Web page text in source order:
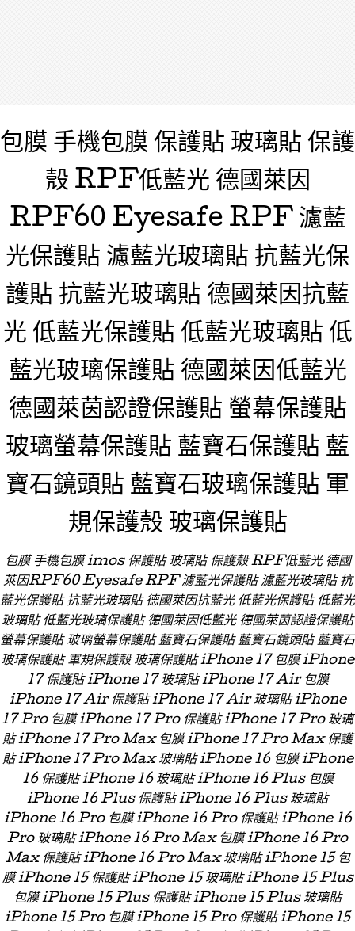
包膜 手機包膜 保護貼 玻璃貼 保護
殼 RPF低藍光 德國萊因
RPF60 Eyesafe RPF 濾藍
光保護貼 濾藍光玻璃貼 抗藍光保
護貼 抗藍光玻璃貼 德國萊因抗藍
光 低藍光保護貼 低藍光玻璃貼 低
藍光玻璃保護貼 德國萊因低藍光
德國萊茵認證保護貼 螢幕保護貼
玻璃螢幕保護貼 藍寶石保護貼 藍
寶石鏡頭貼 藍寶石玻璃保護貼 軍
規保護殼 玻璃保護貼
包膜 手機包膜 imos 保護貼 玻璃貼 保護殼 RPF低藍光 德國
萊因RPF60 Eyesafe RPF 濾藍光保護貼 濾藍光玻璃貼 抗
藍光保護貼 抗藍光玻璃貼 德國萊因抗藍光 低藍光保護貼 低藍光
玻璃貼 低藍光玻璃保護貼 德國萊因低藍光 德國萊茵認證保護貼
螢幕保護貼 玻璃螢幕保護貼 藍寶石保護貼 藍寶石鏡頭貼 藍寶石
玻璃保護貼 軍規保護殼 玻璃保護貼 iPhone 17 包膜 iPhone
17 保護貼 iPhone 17 玻璃貼 iPhone 17 Air 包膜
iPhone 17 Air 保護貼 iPhone 17 Air 玻璃貼 iPhone
17 Pro 包膜 iPhone 17 Pro 保護貼 iPhone 17 Pro 玻璃
貼 iPhone 17 Pro Max 包膜 iPhone 17 Pro Max 保護
貼 iPhone 17 Pro Max 玻璃貼 iPhone 16 包膜 iPhone
16 保護貼 iPhone 16 玻璃貼 iPhone 16 Plus 包膜
iPhone 16 Plus 保護貼 iPhone 16 Plus 玻璃貼
iPhone 16 Pro 包膜 iPhone 16 Pro 保護貼 iPhone 16
Pro 玻璃貼 iPhone 16 Pro Max 包膜 iPhone 16 Pro
Max 保護貼 iPhone 16 Pro Max 玻璃貼 iPhone 15 包
膜 iPhone 15 保護貼 iPhone 15 玻璃貼 iPhone 15 Plus
包膜 iPhone 15 Plus 保護貼 iPhone 15 Plus 玻璃貼
iPhone 15 Pro 包膜 iPhone 15 Pro 保護貼 iPhone 15